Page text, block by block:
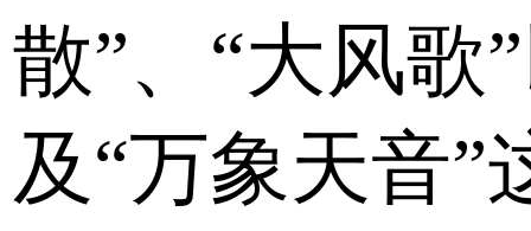
散”、“大风歌
及“万象天音”